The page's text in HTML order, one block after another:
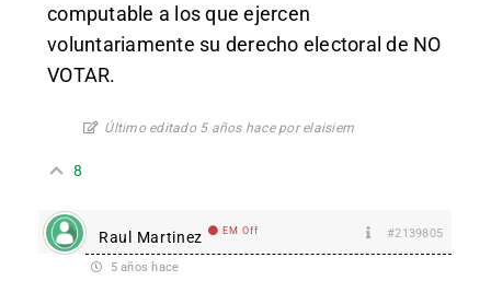
computable a los que ejercen
voluntariamente su derecho electoral de NO
VOTAR.
Último editado 5 años hace por elaisiem
8
Raul Martinez EM Off #2139805
5 años hace